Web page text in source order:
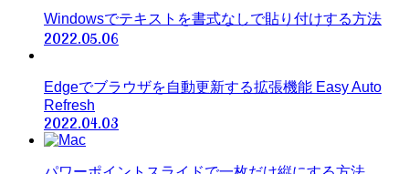
Windowsでテキストを書式なしで貼り付けする方法
2022.05.06
Edgeでブラウザを自動更新する拡張機能 Easy Auto
Refresh
2022.04.03